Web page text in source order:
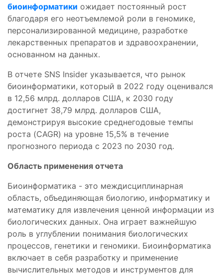
биоинформатики ожидает постоянный рост
благодаря его неотъемлемой роли в геномике,
персонализированной медицине, разработке
лекарственных препаратов и здравоохранении,
основанном на данных.
В отчете SNS Insider указывается, что рынок
биоинформатики, который в 2022 году оценивался
в 12,56 млрд. долларов США, к 2030 году
достигнет 38,79 млрд. долларов США,
демонстрируя высокие среднегодовые темпы
роста (CAGR) на уровне 15,5% в течение
прогнозного периода с 2023 по 2030 год.
Область применения отчета
Биоинформатика - это междисциплинарная
область, объединяющая биологию, информатику и
математику для извлечения ценной информации из
биологических данных. Она играет важнейшую
роль в углублении понимания биологических
процессов, генетики и геномики. Биоинформатика
включает в себя разработку и применение
вычислительных методов и инструментов для